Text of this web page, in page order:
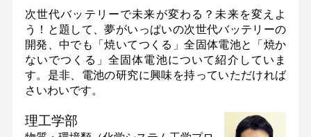
次世代バッテリーで未来が変わる？未来を変えよ
う！と題して、夢がいっぱいの次世代バッテリーの
開発、中でも「焼いてつくる」全固体電池と「焼か
ないでつくる」全固体電池について紹介していま
す。是非、電池の研究に興味を持っていただければ
さいわいです。
理工学部